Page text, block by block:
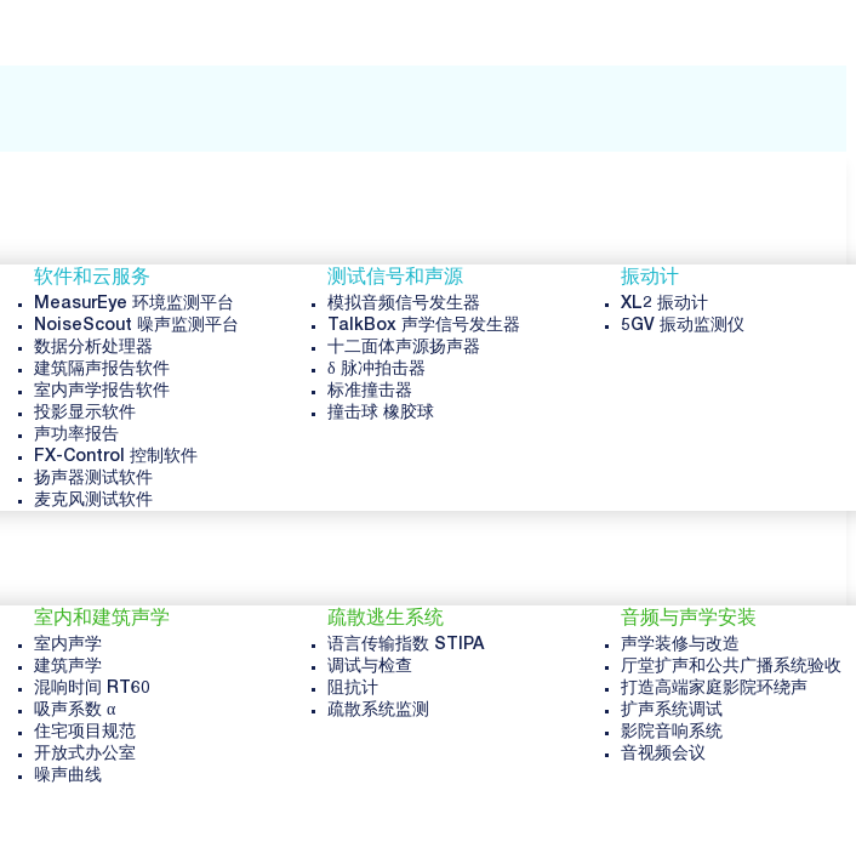
软件和云服务
MeasurEye 环境监测平台
NoiseScout 噪声监测平台
数据分析处理器
建筑隔声报告软件
室内声学报告软件
投影显示软件
声功率报告
FX-Control 控制软件
扬声器测试软件
麦克风测试软件
测试信号和声源
模拟音频信号发生器
TalkBox 声学信号发生器
十二面体声源扬声器
δ 脉冲拍击器
标准撞击器
撞击球 橡胶球
振动计
XL2 振动计
5GV 振动监测仪
室内和建筑声学
室内声学
建筑声学
混响时间 RT60
吸声系数 α
住宅项目规范
开放式办公室
噪声曲线
疏散逃生系统
语言传输指数 STIPA
调试与检查
阻抗计
疏散系统监测
音频与声学安装
声学装修与改造
厅堂扩声和公共广播系统验收
打造高端家庭影院环绕声
扩声系统调试
影院音响系统
音视频会议